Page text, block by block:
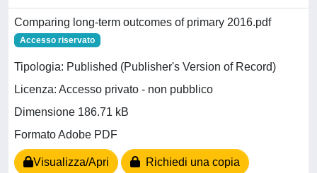
Comparing long-term outcomes of primary 2016.pdf
Accesso riservato
Tipologia: Published (Publisher's Version of Record)
Licenza: Accesso privato - non pubblico
Dimensione 186.71 kB
Formato Adobe PDF
Visualizza/Apri Richiedi una copia